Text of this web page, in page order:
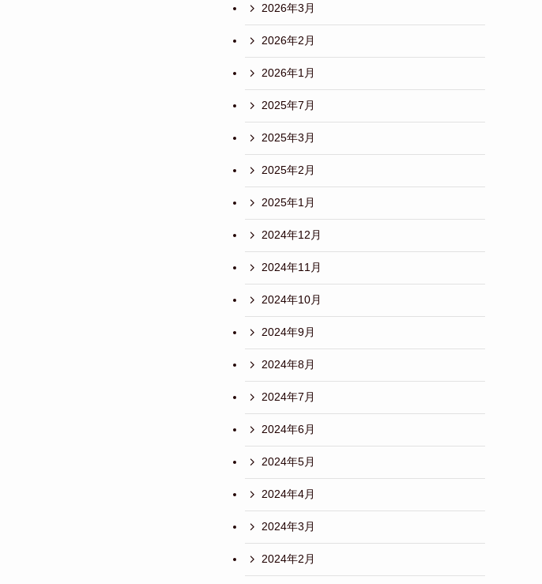
2026年3月
2026年2月
2026年1月
2025年7月
2025年3月
2025年2月
2025年1月
2024年12月
2024年11月
2024年10月
2024年9月
2024年8月
2024年7月
2024年6月
2024年5月
2024年4月
2024年3月
2024年2月